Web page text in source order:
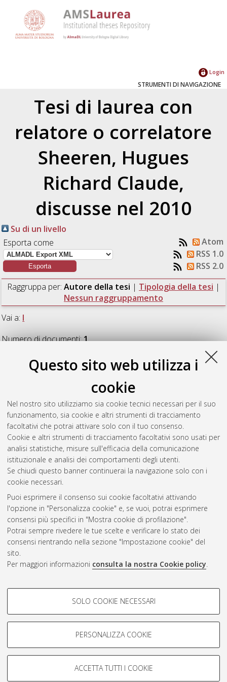
Questo sito web utilizza i
cookie
Nel nostro sito utilizziamo sia cookie tecnici necessari per il suo
funzionamento, sia cookie e altri strumenti di tracciamento
facoltativi che potrai attivare solo con il tuo consenso.
Cookie e altri strumenti di tracciamento facoltativi sono usati per
analisi statistiche, misure sull'efficacia della comunicazione
istituzionale e analisi dei comportamenti degli utenti.
Se chiudi questo banner continuerai la navigazione solo con i
cookie necessari.
Puoi esprimere il consenso sui cookie facoltativi attivando
l'opzione in "Personalizza cookie" e, se vuoi, potrai esprimere
consensi più specifici in "Mostra cookie di profilazione".
Potrai sempre rivedere le tue scelte e verificare lo stato dei
consensi rientrando nella sezione "Impostazione cookie" del
sito.
Per maggiori informazioni consulta la nostra Cookie policy.
COOKIE DI PROFILAZIONE -
Si tratta di cookie utilizzati per analizzare le caratteristiche della
navigazione degli utenti, creare profili in base al loro comportamento
Mostra cookie di profilazione
SOLO COOKIE NECESSARI
PERSONALIZZA COOKIE
ACCETTA TUTTI I COOKIE
Login
STRUMENTI DI NAVIGAZIONE
Tesi di laurea con
relatore o correlatore
Sheeren, Hugues
Richard Claude,
discusse nel 2010
Su di un livello
Esporta come
Atom
RSS 1.0
RSS 2.0
Raggruppa per: Autore della tesi | Tipologia della tesi |
Nessun raggruppamento
Vai a: I
Numero di documenti:1.
en voie d'autonomisation? Analyse des belgicismes dans les
dictionnaires bilingues.[Laurea specialistica], Università di
Bologna, Corso di Studio in Lingua, societa' e comunicazione
[LS-DM509]
Questa lista e' stata generata ilFri Aug 7 08:29:12 2026 CEST
Atom
Rss 1.0
Rss 2.0
AMS Laurea
Impostazioni Cookie
Informativa sulla privacy
Condizioni d’uso del sito